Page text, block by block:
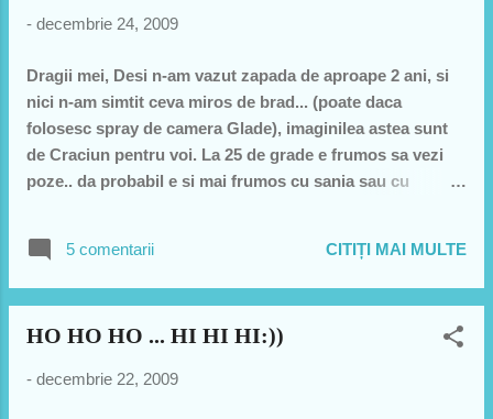
sau o Batuta...:))) am adus niste placinte
musafiri, Nea' Vili si tan...
- decembrie 24, 2009
Dragii mei, Desi n-am vazut zapada de aproape 2 ani, si
nici n-am simtit ceva miros de brad... (poate daca
folosesc spray de camera Glade), imaginilea astea sunt
de Craciun pentru voi. La 25 de grade e frumos sa vezi
poze.. da probabil e si mai frumos cu sania sau cu
(ha ha ha). Nu m-am maritat cu nici un seic, nu m-o rapit
nici un arab si inca nu stiu sa vb araba (doar sa injur si
cu mine trebuie sa va faceti un cont pe facebook si ma
Bahrainul. Astept lista cu programari pentru concedii dar
5 comentarii CITIȚI MAI MULTE
HO HO HO ... HI HI HI:))
- decembrie 22, 2009